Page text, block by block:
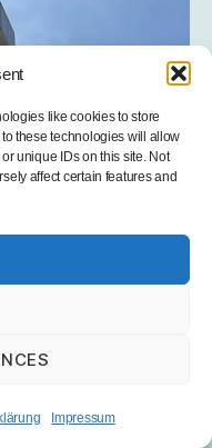
like cookies to store
these technologies will allow
unique IDs on this site. Not
affect certain features and
Impressum
eingesetzten